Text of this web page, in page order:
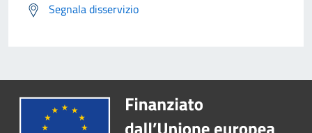
Segnala disservizio